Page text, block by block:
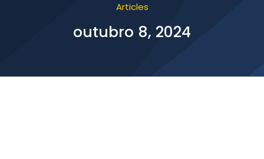
Articles
outubro 8, 2024